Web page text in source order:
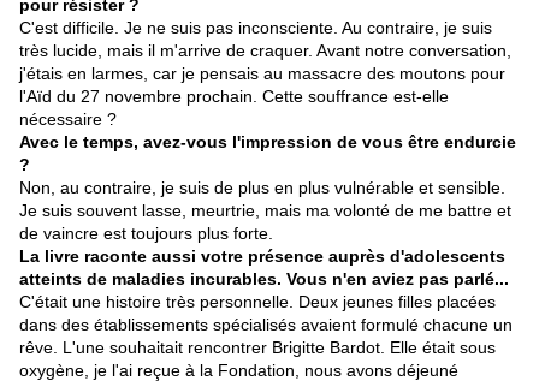
pour résister ?
C'est difficile. Je ne suis pas inconsciente. Au contraire, je suis
très lucide, mais il m'arrive de craquer. Avant notre conversation,
j'étais en larmes, car je pensais au massacre des moutons pour
l'Aïd du 27 novembre prochain. Cette souffrance est-elle
nécessaire ?
Avec le temps, avez-vous l'impression de vous être endurcie
?
Non, au contraire, je suis de plus en plus vulnérable et sensible.
Je suis souvent lasse, meurtrie, mais ma volonté de me battre et
de vaincre est toujours plus forte.
La livre raconte aussi votre présence auprès d'adolescents
atteints de maladies incurables. Vous n'en aviez pas parlé...
C'était une histoire très personnelle. Deux jeunes filles placées
dans des établissements spécialisés avaient formulé chacune un
rêve. L'une souhaitait rencontrer Brigitte Bardot. Elle était sous
oxygène, je l'ai reçue à la Fondation, nous avons déjeuné